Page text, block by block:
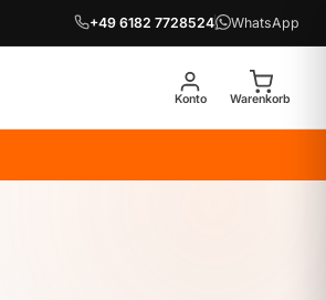
+49 6182 7728524 WhatsApp
Konto Warenkorb